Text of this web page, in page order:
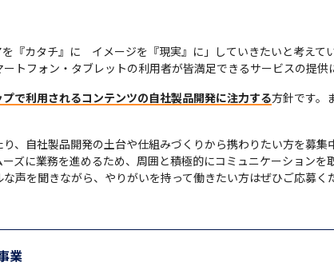
『カタチ』に　イメージを『現実』に」していきたいと考えてい
トフォン・タブレットの利用者が皆満足できるサービスの提供
で利用されるコンテンツの自社製品開発に注力する方針です。
、自社製品開発の土台や仕組みづくりから携わりたい方を募集
ズに業務を進めるため、周囲と積極的にコミュニケーションを
声を聞きながら、やりがいを持って働きたい方はぜひご応募く
業